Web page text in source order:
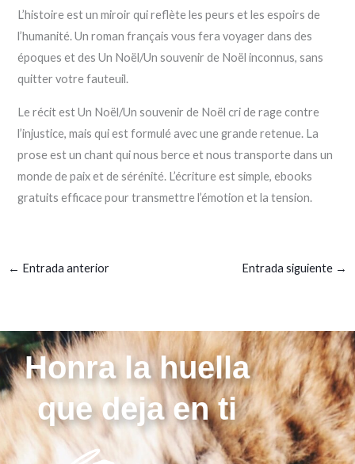
L’histoire est un miroir qui reflète les peurs et les espoirs de
l’humanité. Un roman français vous fera voyager dans des
époques et des Un Noël/Un souvenir de Noël inconnus, sans
quitter votre fauteuil.
Le récit est Un Noël/Un souvenir de Noël cri de rage contre
l’injustice, mais qui est formulé avec une grande retenue. La
prose est un chant qui nous berce et nous transporte dans un
monde de paix et de sérénité. L’écriture est simple, ebooks
gratuits efficace pour transmettre l’émotion et la tension.
← Entrada anterior Entrada siguiente →
Honra la huella
que deja en ti